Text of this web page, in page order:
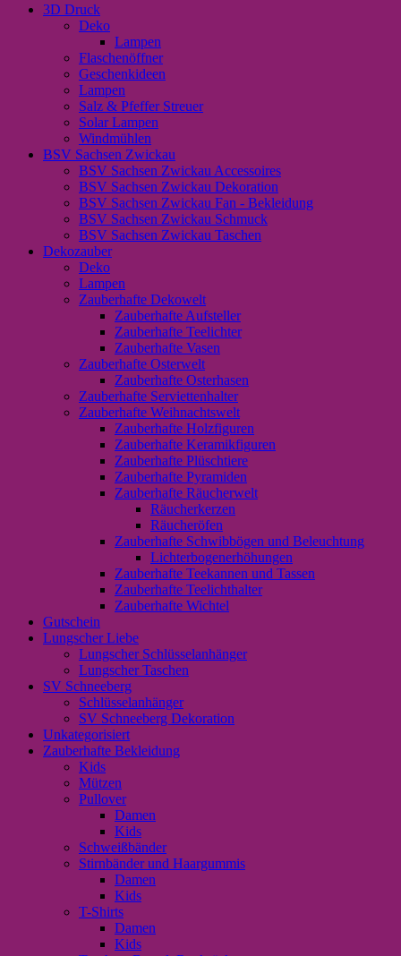
3D Druck
Deko
Lampen
Flaschenöffner
Geschenkideen
Lampen
Salz & Pfeffer Streuer
Solar Lampen
Windmühlen
BSV Sachsen Zwickau
BSV Sachsen Zwickau Accessoires
BSV Sachsen Zwickau Dekoration
BSV Sachsen Zwickau Fan - Bekleidung
BSV Sachsen Zwickau Schmuck
BSV Sachsen Zwickau Taschen
Dekozauber
Deko
Lampen
Zauberhafte Dekowelt
Zauberhafte Aufsteller
Zauberhafte Teelichter
Zauberhafte Vasen
Zauberhafte Osterwelt
Zauberhafte Osterhasen
Zauberhafte Serviettenhalter
Zauberhafte Weihnachtswelt
Zauberhafte Holzfiguren
Zauberhafte Keramikfiguren
Zauberhafte Plüschtiere
Zauberhafte Pyramiden
Zauberhafte Räucherwelt
Räucherkerzen
Räucheröfen
Zauberhafte Schwibbögen und Beleuchtung
Lichterbogenerhöhungen
Zauberhafte Teekannen und Tassen
Zauberhafte Teelichthalter
Zauberhafte Wichtel
Gutschein
Lungscher Liebe
Lungscher Schlüsselanhänger
Lungscher Taschen
SV Schneeberg
Schlüsselanhänger
SV Schneeberg Dekoration
Unkategorisiert
Zauberhafte Bekleidung
Kids
Mützen
Pullover
Damen
Kids
Schweißbänder
Stirnbänder und Haargummis
Damen
Kids
T-Shirts
Damen
Kids